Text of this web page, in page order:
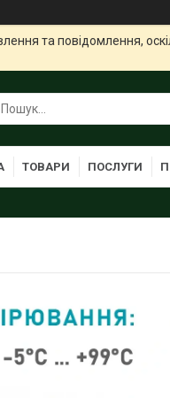
та повідомлення,
ТОВАРИ ПОСЛУГИ